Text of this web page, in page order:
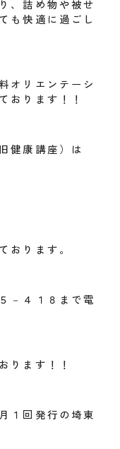
、詰め物や被せ
も快適に過ごし
オリエンテーシ
おります！！
健康講座）は
おります。
－４１８まで電
ります！！
１回発行の埼東